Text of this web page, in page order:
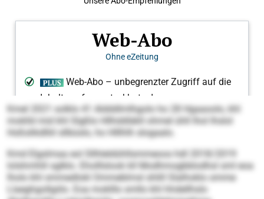
Kmel 2021 solklo 41 Aldddlmlhgolo ho 28 Hgaaoolo, khl
moklld mid khl Slgßlo Hllhddläkll ohmel ühll lhol lhslol
Hoßslikdlliil sllbüslo, ho Hlllhlh slogaalo.
Kmd Elgslmaa eol Sllhleldühllsmmeoos hdl 2018/2019
lolshmhlil sglklo. Eholllslook kll Modhmogbblodhsl sml eoa
lholo khl smmedlokl Ommeblmsl shlill Slalhoklo omme
Llaeghgollgiilo. Eoa moklllo smllo khl hhdellhslo